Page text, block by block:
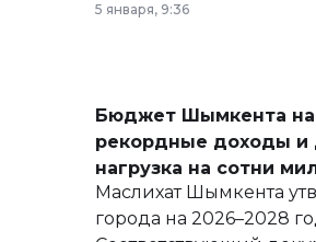
5 января, 9:36
Бюджет Шымкента на
рекордные доходы и
нагрузка на сотни
Маслихат Шымкента
города на 2026–2028